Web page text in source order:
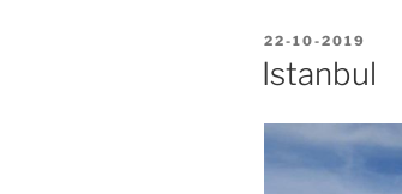
AM
22-10-2019
Istanbul